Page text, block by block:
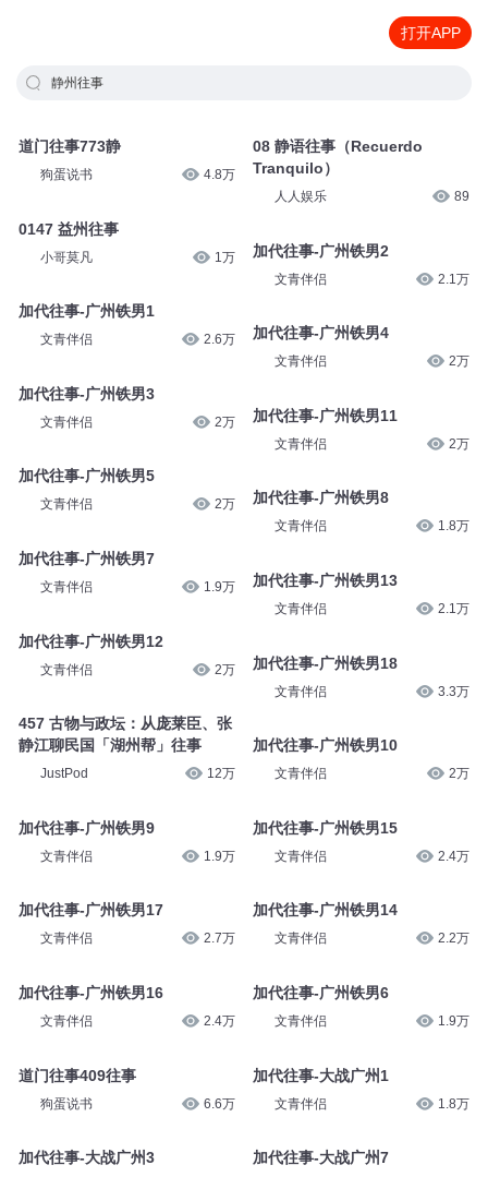
打开APP
静州往事
道门往事773静
狗蛋说书 4.8万
0147 益州往事
小哥莫凡 1万
加代往事-广州铁男1
文青伴侣 2.6万
加代往事-广州铁男3
文青伴侣 2万
加代往事-广州铁男5
文青伴侣 2万
加代往事-广州铁男7
文青伴侣 1.9万
加代往事-广州铁男12
文青伴侣 2万
457 古物与政坛：从庞莱臣、张
静江聊民国「湖州帮」往事
JustPod 12万
加代往事-广州铁男9
文青伴侣 1.9万
加代往事-广州铁男17
文青伴侣 2.7万
加代往事-广州铁男16
文青伴侣 2.4万
道门往事409往事
狗蛋说书 6.6万
加代往事-大战广州3
08 静语往事（Recuerdo
Tranquilo）
人人娱乐 89
加代往事-广州铁男2
文青伴侣 2.1万
加代往事-广州铁男4
文青伴侣 2万
加代往事-广州铁男11
文青伴侣 2万
加代往事-广州铁男8
文青伴侣 1.8万
加代往事-广州铁男13
文青伴侣 2.1万
加代往事-广州铁男18
文青伴侣 3.3万
加代往事-广州铁男10
文青伴侣 2万
加代往事-广州铁男15
文青伴侣 2.4万
加代往事-广州铁男14
文青伴侣 2.2万
加代往事-广州铁男6
文青伴侣 1.9万
加代往事-大战广州1
文青伴侣 1.8万
加代往事-大战广州7